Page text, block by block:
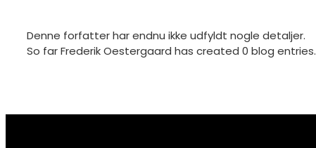
Denne forfatter har endnu ikke udfyldt nogle detaljer.
So far Frederik Oestergaard has created 0 blog entries.